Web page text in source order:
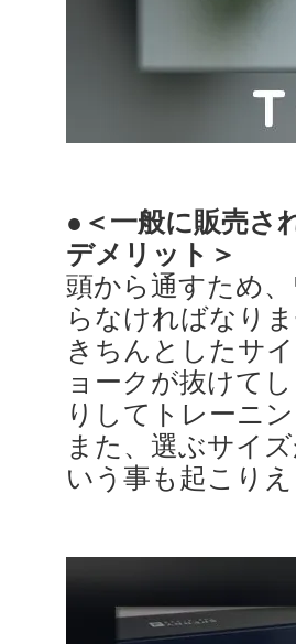
●＜一般に販売さ
デメリット＞
頭から通すため
らなければなり
きちんとしたサ
ョークが抜けて
りしてトレーニ
また、選ぶサイ
いう事も起こり